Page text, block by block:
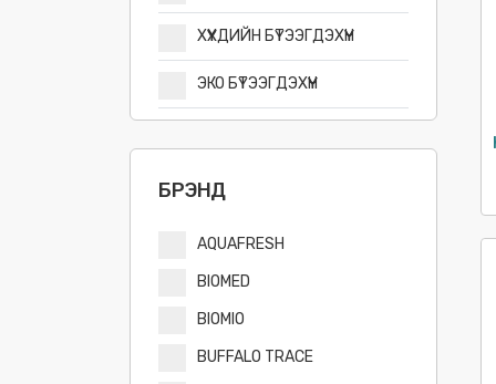
ХҮҮХДИЙН БҮТЭЭГДЭХҮҮН
ЭКО БҮТЭЭГДЭХҮҮН
БРЭНД
AQUAFRESH
BIOMED
BIOMIO
BUFFALO TRACE